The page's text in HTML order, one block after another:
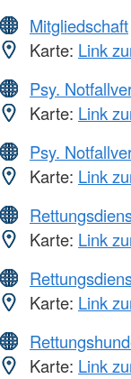
Mitgliedschaft
Karte: Link
Psy.
Karte: Link
Psy.
Karte: Link
Karte: Link
Karte: Link
Karte: Link